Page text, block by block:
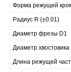
Форма режущей
Радиус R (±0.01)
Диаметр фрезы D1
Диаметр хвостовика
Длина режущей